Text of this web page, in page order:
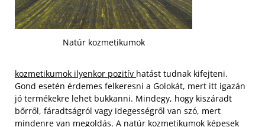
Natúr kozmetikumok
kozmetikumok ilyenkor pozitív hatást tudnak kifejteni.
Gond esetén érdemes felkeresni a Golokát, mert itt igazán
jó termékekre lehet bukkanni. Mindegy, hogy kiszáradt
bőrről, fáradtságról vagy idegességről van szó, mert
mindenre van megoldás. A natúr kozmetikumok képesek